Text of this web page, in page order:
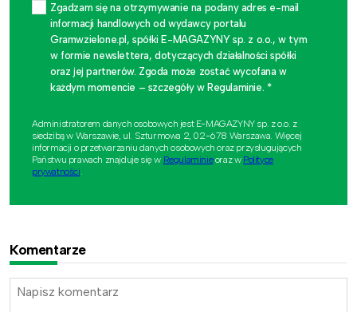
Zgadzam się na otrzymywanie na podany adres e-mail
informacji handlowych od wydawcy portalu
Gramwzielone.pl, spółki E-MAGAZYNY sp. z o.o., w tym
w formie newslettera, dotyczących działalności spółki
oraz jej partnerów. Zgoda może zostać wycofana w
każdym momencie – szczegóły w Regulaminie. *
Administratorem danych osobowych jest E-MAGAZYNY sp. z o.o. z
siedzibą w Warszawie, ul. Szturmowa 2, 02-678 Warszawa. Więcej
informacji o przetwarzaniu danych osobowych oraz przysługujących
Państwu prawach znajduje się w Regulaminieoraz w Polityce
prywatności.
Komentarze